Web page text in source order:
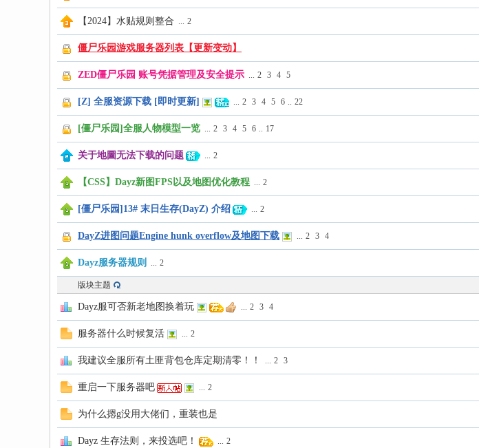
乐
【2024】水贴规则整合 ... 2
僵尸乐园游戏服务器列表【更新变动】
ZED僵尸乐园 账号凭据管理及安全提示 ... 2 3 4 5
[Z] 全服资源下载 [即时更新] ... 2 3 4 5 6 .. 22
[僵尸乐园]全服人物模型一览 ... 2 3 4 5 6 .. 17
关于地圖无法下载的问题 ... 2
【CSS】Dayz新图FPS以及地图优化教程 ... 2
[僵尸乐园]13# 末日生存(DayZ) 介绍 ... 2
DayZ进图问题Engine hunk overflow及地图下载 ... 2 3 4
Dayz服务器规则 ... 2
版块主题
Dayz服可否新老地图换着玩 ... 2 3 4
服务器什么时候复活 ... 2
我建议全服所有土匪背包仓库定期清零！！ ... 2 3
重启一下服务器吧 ... 2
为什么摁g没用大佬们，重装也是
Dayz 生存法则，来投选吧！ ... 2